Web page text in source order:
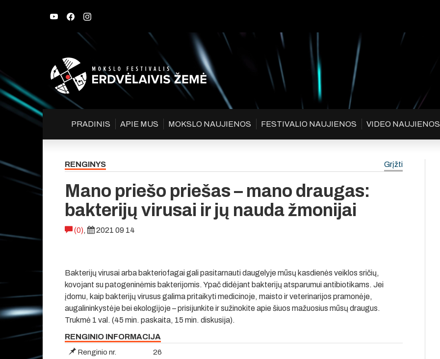
PRADINIS APIE MUS MOKSLO NAUJIENOS FESTIVALIO NAUJIENOS VIDEO NAUJIENOS
RENGINYS Grįžti
Mano priešo priešas – mano draugas:
bakterijų virusai ir jų nauda žmonijai
(0), 2021 09 14
Bakterijų virusai arba bakteriofagai gali pasitarnauti daugelyje mūsų kasdienės veiklos sričių,
kovojant su patogeninėmis bakterijomis. Ypač didėjant bakterijų atsparumui antibiotikams. Jei
įdomu, kaip bakterijų virusus galima pritaikyti medicinoje, maisto ir veterinarijos pramonėje,
augalininkystėje bei ekologijoje – prisijunkite ir sužinokite apie šiuos mažuosius mūsų draugus.
Trukmė 1 val. (45 min. paskaita, 15 min. diskusija).
RENGINIO INFORMACIJA
Renginio nr. 26